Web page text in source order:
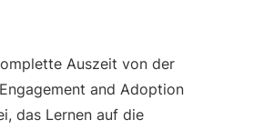
Auszeit von der
and Adoption
das Lernen auf die